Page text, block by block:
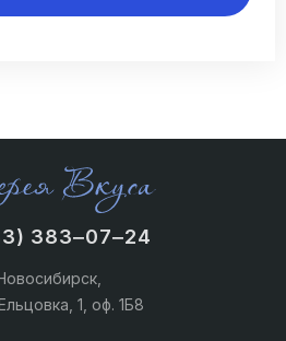
383‒07‒24
1, оф. 1Б8